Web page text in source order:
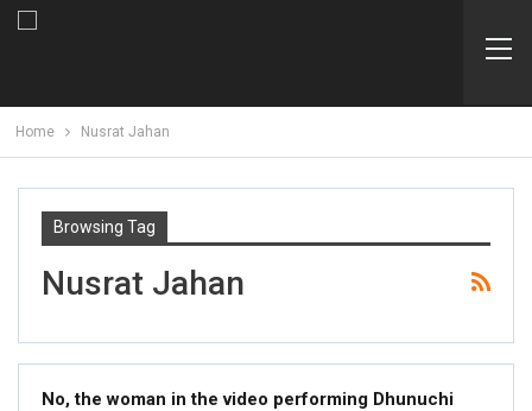
Home Nusrat Jahan
Browsing Tag
Nusrat Jahan
No, the woman in the video performing Dhunuchi